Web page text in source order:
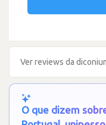
Ver reviews da
O que dizem